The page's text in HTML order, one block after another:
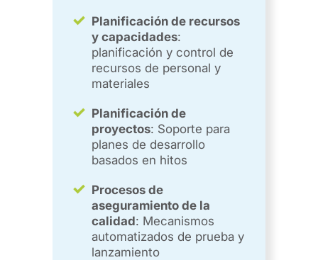
Planificación de recursos
y capacidades:
planificación y control de
recursos de personal y
materiales
Planificación de
proyectos: Soporte para
planes de desarrollo
basados en hitos
Procesos de
aseguramiento de la
calidad: Mecanismos
automatizados de prueba y
lanzamiento